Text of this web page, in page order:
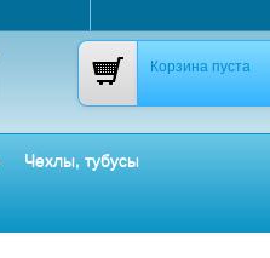
Корзина пуста
Чехлы, тубусы